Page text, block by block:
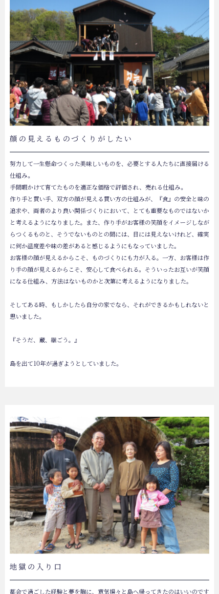
顔の見えるものづくりがしたい
努力して一生懸命つくった美味しいものを、必要とする人たちに直接届ける
仕組み。
手間暇かけて育てたものを適正な価格で評価され、売れる仕組み。
作り手と買い手、双方の顔が見える買い方の仕組みが、『食』の安全と味の
追求や、両者のより良い関係づくりにおいて、とても重要なものではないか
と考えるようになりました。また、作り手がお客様の笑顔をイメージしなが
らつくるものと、そうでないものとの間には、目には見えないけれど、確実
に何か温度差や味の差があると感じるようにもなっていました。
お客様の顔が見えるからこそ、ものづくりにも力が入る。一方、お客様は作
り手の顔が見えるからこそ、安心して食べられる。そういったお互いが笑顔
になる仕組み、方法はないものかと次第に考えるようになりました。
そしてある時、もしかしたら自分の家でなら、それができるかもしれないと
思いました。
『そうだ、蔵、継ごう。』
島を出て10年が過ぎようとしていました。
地獄の入り口
都会で過ごした経験と夢を胸に、意気揚々と島へ帰ってきたのはいいのです